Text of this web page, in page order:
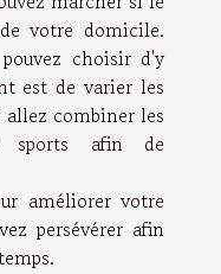
votre domicile.
choisir d'y
est de varier les
combiner les
sports afin de
améliorer votre
persévérer afin